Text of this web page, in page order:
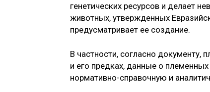
генетических ресурсов и делает
животных, утвержденных
предусматривает ее создание.
В частности, согласно
и его предках, данные о
нормативно-справочную и